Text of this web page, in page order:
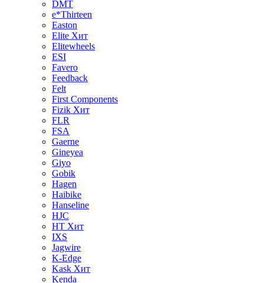
DMT
e*Thirteen
Easton
Elite Хит
Elitewheels
ESI
Favero
Feedback
Felt
First Components
Fizik Хит
FLR
FSA
Gaerne
Gineyea
Giyo
Gobik
Hagen
Haibike
Hanseline
HJC
HT Хит
IXS
Jagwire
K-Edge
Kask Хит
Kenda